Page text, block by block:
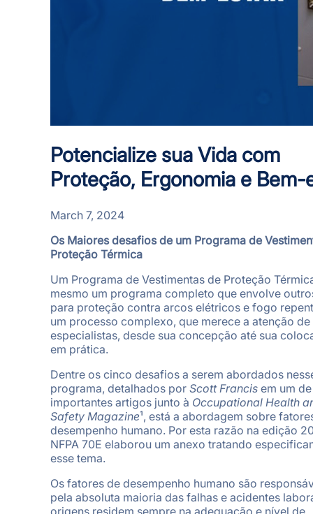
Potencialize sua Vida com
Proteção, Ergonomia e Bem-
March 7, 2024
Os Maiores desafios de um Programa de
Proteção Térmica
Um Programa de Vestimentas de Proteção
mesmo um programa completo que envolve
para proteção contra arcos elétricos e fogo
um processo complexo, que merece a atenção de
especialistas, desde sua concepção até sua
em prática.
Dentre os cinco desafios a serem abordados
programa, detalhados por Scott Francis em um
importantes artigos junto à Occupational Health
Safety Magazine¹, está a abordagem sobre
desempenho humano. Por esta razão na edição
NFPA 70E elaborou um anexo tratando
esse tema.
Os fatores de desempenho humano são
pela absoluta maioria das falhas e acidentes
origens residem sempre na adequação e nível de